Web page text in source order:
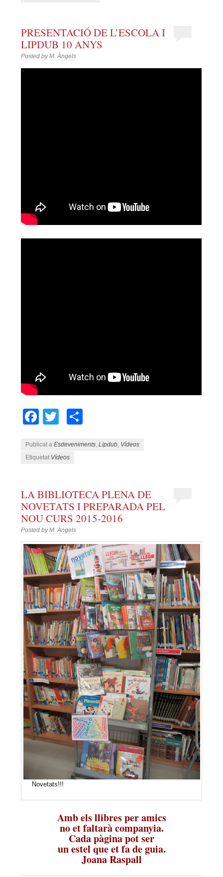
PRESENTACIÓ DE L’ESCOLA I
LIPDUB 10 ANYS
Posted byM. Àngels
Facebook
Twitter
Publicat aEsdeveniments,Lipdub, Vídeos
Etiquetat Vídeos
LA BIBLIOTECA PLENA DE
NOVETATS I PREPARADA PEL
NOU CURS 2015-2016
Posted byM. Àngels
Novetats!!!
Amb els llibres per amics
no et faltarà companyia.
Cada pàgina pot ser
un estel que et fa de guia.
Joana Raspall